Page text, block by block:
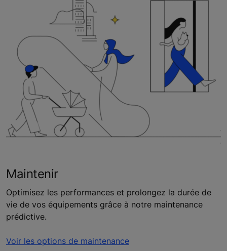
Maintenir
Optimisez les performances et prolongez la durée de
vie de vos équipements grâce à notre maintenance
prédictive.
Voir les options de maintenance